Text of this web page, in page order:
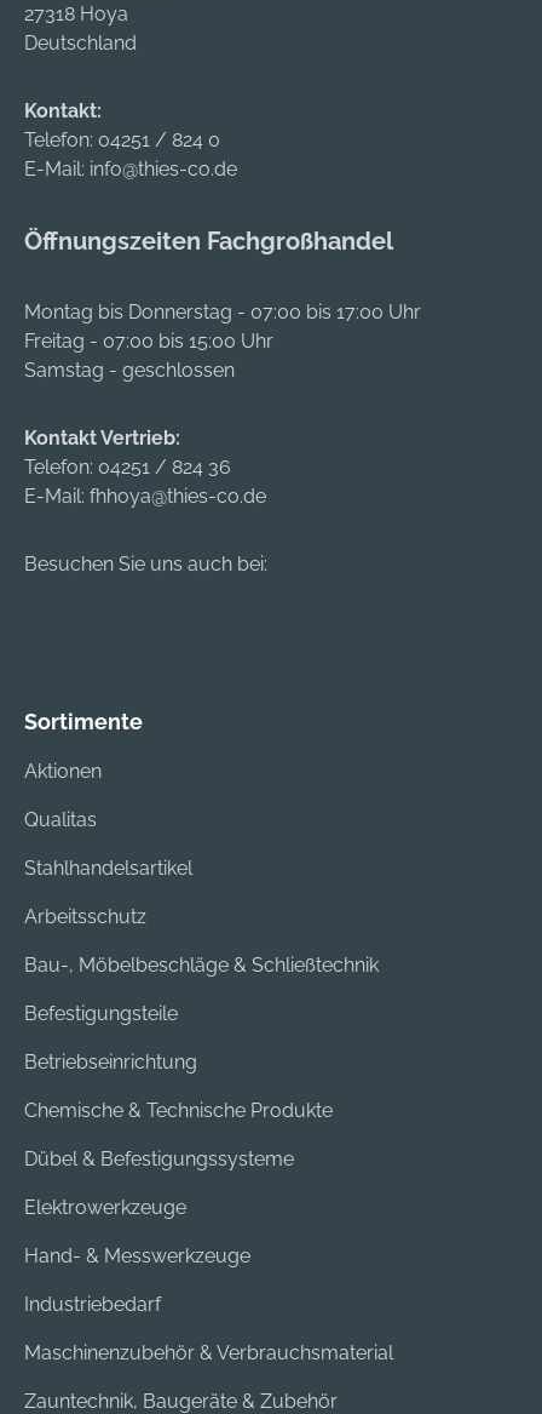
27318 Hoya
Deutschland
Kontakt:
Telefon: 04251 / 824 0
E-Mail: info@thies-co.de
Öffnungszeiten Fachgroßhandel
Montag bis Donnerstag - 07:00 bis 17:00 Uhr
Freitag - 07:00 bis 15:00 Uhr
Samstag - geschlossen
Kontakt Vertrieb:
Telefon: 04251 / 824 36
E-Mail: fhhoya@thies-co.de
Besuchen Sie uns auch bei:
Sortimente
Aktionen
Qualitas
Stahlhandelsartikel
Arbeitsschutz
Bau-, Möbelbeschläge & Schließtechnik
Befestigungsteile
Betriebseinrichtung
Chemische & Technische Produkte
Dübel & Befestigungssysteme
Elektrowerkzeuge
Hand- & Messwerkzeuge
Industriebedarf
Maschinenzubehör & Verbrauchsmaterial
Zauntechnik, Baugeräte & Zubehör